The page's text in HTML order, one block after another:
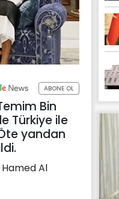
ABONE OL
Bin
Türkiye ile
yandan
Al